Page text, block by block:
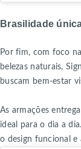
Brasilidade
Por fim, com foco
belezas naturais,
buscam bem-estar
As armações
ideal para o dia a
o design funcional